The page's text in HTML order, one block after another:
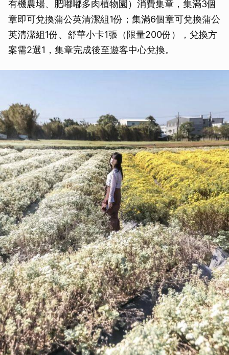
有機農場、肥嘟嘟多肉植物園）消費集章，集滿3個
章即可兌換蒲公英清潔組1份；集滿6個章可兌換蒲公
英清潔組1份、舒華小卡1張（限量200份），兌換方
案需2選1，集章完成後至遊客中心兌換。